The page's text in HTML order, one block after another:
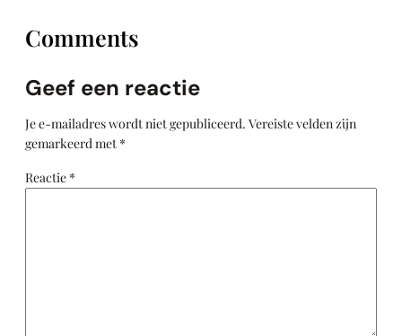
Comments
Geef een reactie
Je e-mailadres wordt niet gepubliceerd. Vereiste velden zijn
gemarkeerd met *
Reactie *